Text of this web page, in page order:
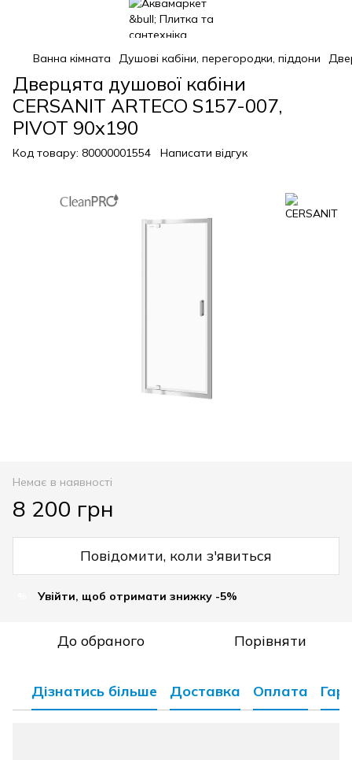
Ванна кімната Душові кабіни, перегородки, піддони
Дверцята душової кабіни
CERSANIT ARTECO S157-007,
PIVOT 90x190
Код товару: 80000001554 Написати відгук
Немає в наявності
8 200 грн
Повідомити, коли з'явиться
Увійти, щоб отримати знижку -5%
До обраного Порівняти
Дізнатись більше Доставка Оплата